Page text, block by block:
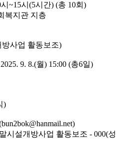
시 ~15시 (5시간) (총 10회 )
복지관 지층
사업 활동보조)
9. 8.(월) 15:00 (총6일)
)
시설개방사업 활동보조 - 000(성